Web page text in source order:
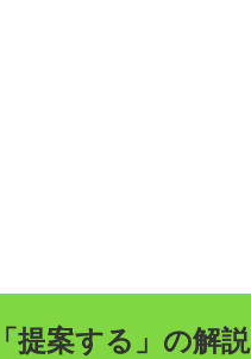
「提案する」の解説